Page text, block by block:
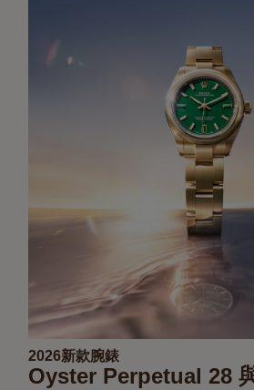
2026新款腕錶
Oyster Perpetual 28